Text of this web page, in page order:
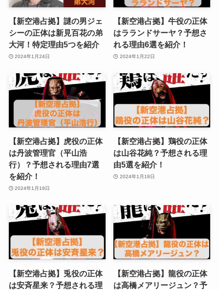
【新空港占拠】謎の男ジェ
シーの正体は新見百花の弟
大河！特定理由5つを紹介
2024年1月24日
【新空港占拠】牛役の正体
はラランドサーヤ？予想さ
れる理由6選を紹介！
2024年1月22日
【新空港占拠】虎役の正体
は丹波管理官（平山浩
行）？予想される理由7選
を紹介！
2024年1月19日
【新空港占拠】鶏役の正体
は山谷花純？予想される理
由5選を紹介！
2024年1月18日
【新空港占拠】兎役の正体
は安斉星来？予想される理
【新空港占拠】龍役の正体
は高橋メアリージュン？予